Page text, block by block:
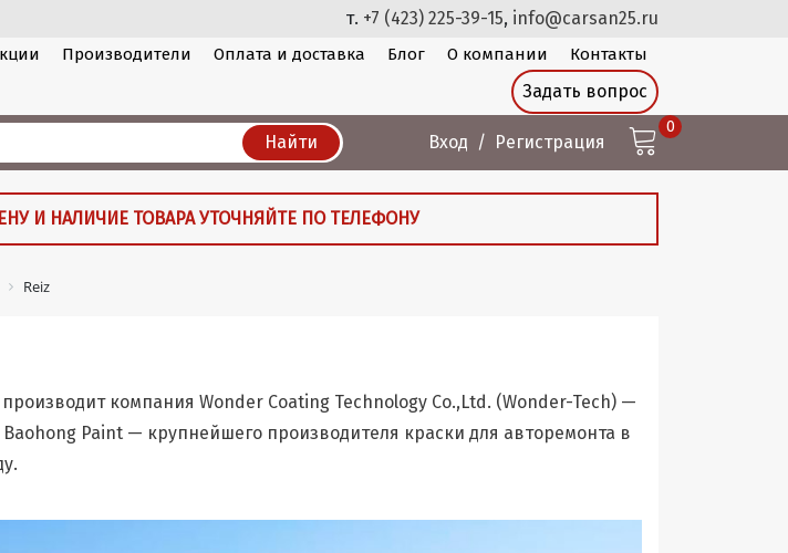
т. +7 (423) 225-39-15, info@carsan25.ru
Производители Оплата и доставка Блог О компании Контакты
Задать вопрос
Найти Вход Регистрация
0
И НАЛИЧИЕ ТОВАРА УТОЧНЯЙТЕ ПО ТЕЛЕФОНУ
Reiz
компания Wonder Coating Technology Co.,Ltd. (Wonder-Tech) —
Paint — крупнейшего производителя краски для авторемонта в